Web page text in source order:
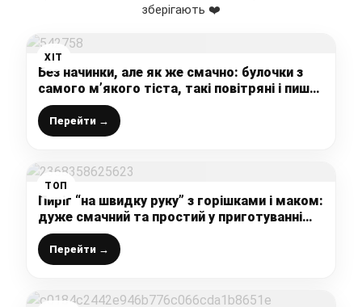
зберігають ❤️
ХІТ
Без начинки, але як же смачно: булочки з
самого м’якого тіста, такі повітряні і пишні,
рецепт, який варто мати у своєму
записничку
Перейти →
ТОП
Пиріг “на швидку руку” з горішками і маком:
дуже смачний та простий у приготуванні
пиріг на пісочному тісті
Перейти →